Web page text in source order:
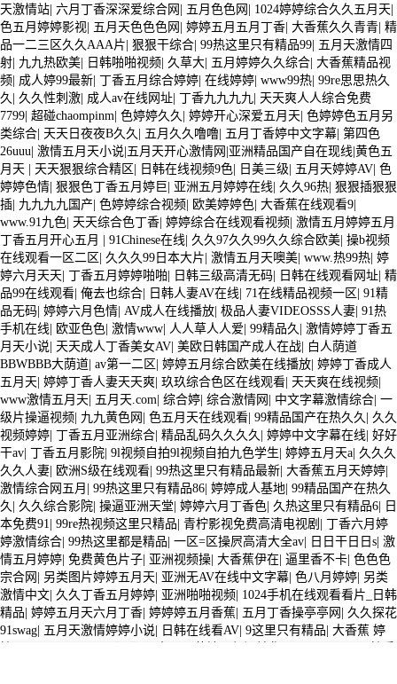
天激情站| 六月丁香深深爱综合网 | 五月色色网 | 1024婷婷综合久久五月天|
色五月婷婷影视| 五月天色色色网 | 婷婷五月五月丁香| 大香蕉久久青青| 精
品一二三区久久AAA片| 狠狠干综合| 99热这里只有精品99| 五月天激情四
射| 九九热欧美| 日韩啪啪视频| 久草大| 五月婷婷久久综合| 大香蕉精品视
频| 成人婷99最新| 丁香五月综合婷婷| 在线婷婷| www99热| 99re思思热久
久 | 久久性刺激| 成人av在线网址| 丁香九九九九 | 天天爽人人综合免费
7799| 超碰chaompinm| 色婷婷久久 | 婷婷开心深爱五月天| 色婷婷色五月另
类综合| 天天日夜夜B久久 | 五月久久噜噜| 五月丁香婷中文字幕| 第四色
26uuu| 激情五月天小说|五月天开心激情网|亚洲精品国产自在现线|黄色五
月天 | 天天狠狠综合精区| 日韩在线视频9色| 日美三级| 五月天婷婷AV| 色
婷婷色情| 狠狠色丁香五月婷巨| 亚洲五月婷婷在线| 久久96热| 狠狠插狠狠
插| 九九九九国产| 色婷婷综合视频| 欧美婷婷色| 大香蕉在线观看9|
www.91九色| 天天综合色丁香| 婷婷综合在线观看视频| 激情五月婷婷五月
丁香五月开心五月 | 91Chinese在线| 久久97久久99久久综合欧美| 操b视频
在线观看一区二区| 久久久99日本大片| 激情五月天噢美| www.热99热| 婷
婷六月天天| 丁香五月婷婷啪啪| 日韩三级高清无码| 日韩在线观看网址| 精
品99在线观看| 俺去也综合| 日韩人妻AV在线| 71在线精品视频一区| 91精
品无码| 婷婷六月色情| AV成人在线播放| 极品人妻VIDEOSSS人妻| 91热
手机在线| 欧亚色色| 激情www| 人人草人人爱| 99精品久 | 激情婷婷丁香五
月天小说| 天天成人丁香美女AV| 美欧日韩国产成人在战| 白人荫道
BBWBBB大荫道| av第一二区| 婷婷五月综合欧美在线播放| 婷婷丁香成人
五月天| 婷婷丁香人妻天天爽| 玖玖综合色区在线观看| 天天爽在线视频|
www激情五月天| 五月天.com| 综合婷| 综合激情网 | 中文字幕激情综合| 一
级片操逼视频| 九九黄色网 | 色五月天在线观看| 99精品国产在热久久 | 久久
视频婷婷| 丁香五月亚洲综合| 精品乱码久久久久 | 婷婷中文字幕在线| 好好
干av| 丁香五月影院| 9l视频自拍9l视频自拍九色学生| 婷婷五月天a| 久久久
久久人妻| 欧洲S级在线观看| 99热这里只有精品最新| 大香蕉五月天婷婷|
激情综合网五月 | 99热这里只有精品86| 婷婷成人基地| 99精品国产在热久
久 | 久久综合影院| 操逼亚洲天堂| 婷婷六月丁香色| 久热这里只有精品6| 日
本免费91 | 99re热视频这里只精品| 青柠影视免费高清电视剧 | 丁香六月婷
婷激情综合| 99热这里都是精品| 一区=区操屄高清大全av| 日日干日日s| 激
情五月婷婷| 免费黄色片子| 亚洲视频操| 大香蕉伊在| 逼里香不卡| 色色色
宗合网 | 另类图片婷婷五月天| 亚洲无AV在线中文字幕| 色八月婷婷| 另类
激情中文| 久久丁香五月婷婷| 亚洲啪啪视频| 1024手机在线观看看片_日韩
精品| 婷婷五月天六月丁香| 婷婷婷五月香蕉| 五月丁香操亭亭网 | 久久探花
91swag| 五月天激情婷婷小说| 日韩在线看AV| 9这里只有精品| 大香蕉 婷